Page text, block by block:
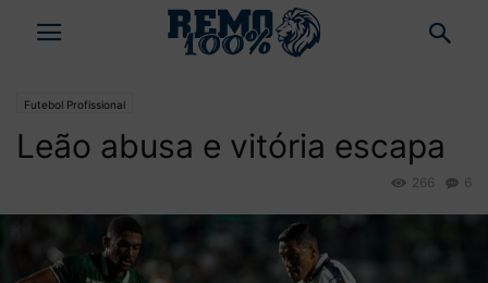
Futebol Profissional
Leão abusa e vitória escapa
6
266